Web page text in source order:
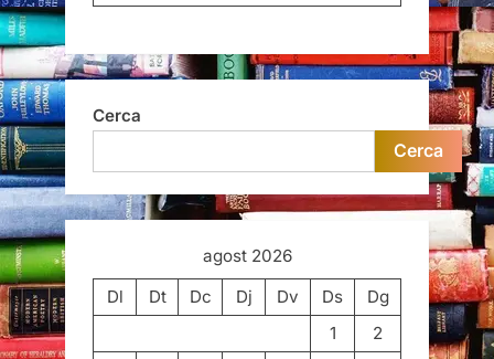
Cerca
Cerca
agost 2026
Dl
Dt Dc Dj Dv Ds
Dg
1
2